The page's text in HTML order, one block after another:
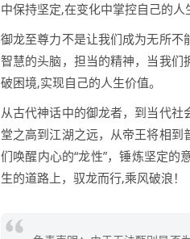
中保持坚定,在变化中掌控自己的人
御龙至尊力不是让我们成为无所不
智慧的头脑，担当的精神，当我
破困境,实现自己的人生价值。
从古代神话中的御龙者，到当代
堂之高到江湖之远，从帝王将相
们唤醒内心的“龙性”，锤炼坚定
生的道路上，驭龙而行,乘风破浪！